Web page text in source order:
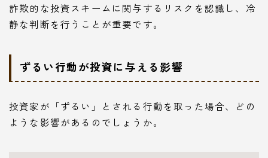
詐欺的な投資スキームに関与するリスクを認識し、冷
静な判断を行うことが重要です。
ずるい行動が投資に与える影響
投資家が「ずるい」とされる行動を取った場合、どの
ような影響があるのでしょうか。